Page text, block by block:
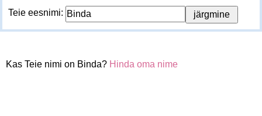
Teie eesnimi:
Kas Teie nimi on Binda? Hinda oma nime